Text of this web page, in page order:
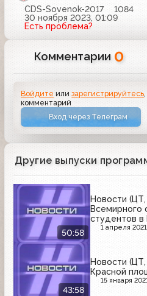
CDS-Sovenok-2017
1084
30 ноября 2023, 01:09
Есть проблема?
Комментарии 0
Войдите илизарегистрируйтесь
комментарий
Вход через Телеграм
Другие выпуски
50:58
Новости (ЦТ,
Всемирного
студентов в
1 апреля
43:58
Новости
Красной
15 января